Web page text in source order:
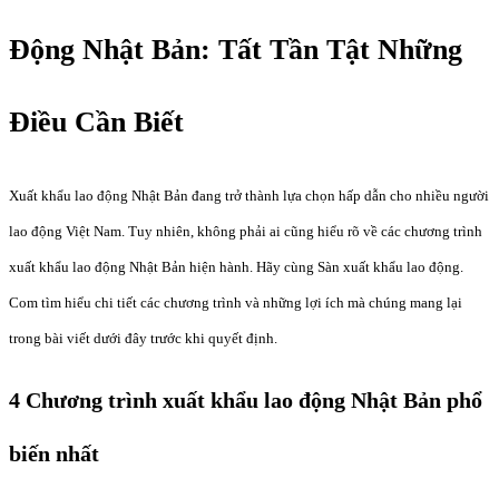
Động Nhật Bản: Tất Tần Tật Những
Điều Cần Biết
Xuất khẩu lao động Nhật Bản đang trở thành lựa chọn hấp dẫn cho nhiều người
lao động Việt Nam. Tuy nhiên, không phải ai cũng hiểu rõ về các chương trình
xuất khẩu lao động Nhật Bản hiện hành. Hãy cùng Sàn xuất khẩu lao động.
Com tìm hiểu chi tiết các chương trình và những lợi ích mà chúng mang lại
trong bài viết dưới đây trước khi quyết định.
4 Chương trình xuất khẩu lao động Nhật Bản phổ
biến nhất